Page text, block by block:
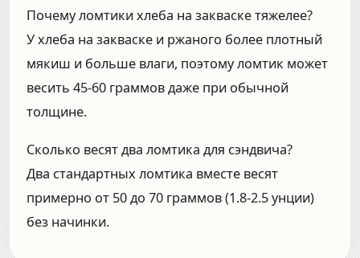
Почему ломтики хлеба на закваске тяжелее?
У хлеба на закваске и ржаного более плотный
мякиш и больше влаги, поэтому ломтик может
весить 45-60 граммов даже при обычной
толщине.
Сколько весят два ломтика для сэндвича?
Два стандартных ломтика вместе весят
примерно от 50 до 70 граммов (1.8-2.5 унции)
без начинки.